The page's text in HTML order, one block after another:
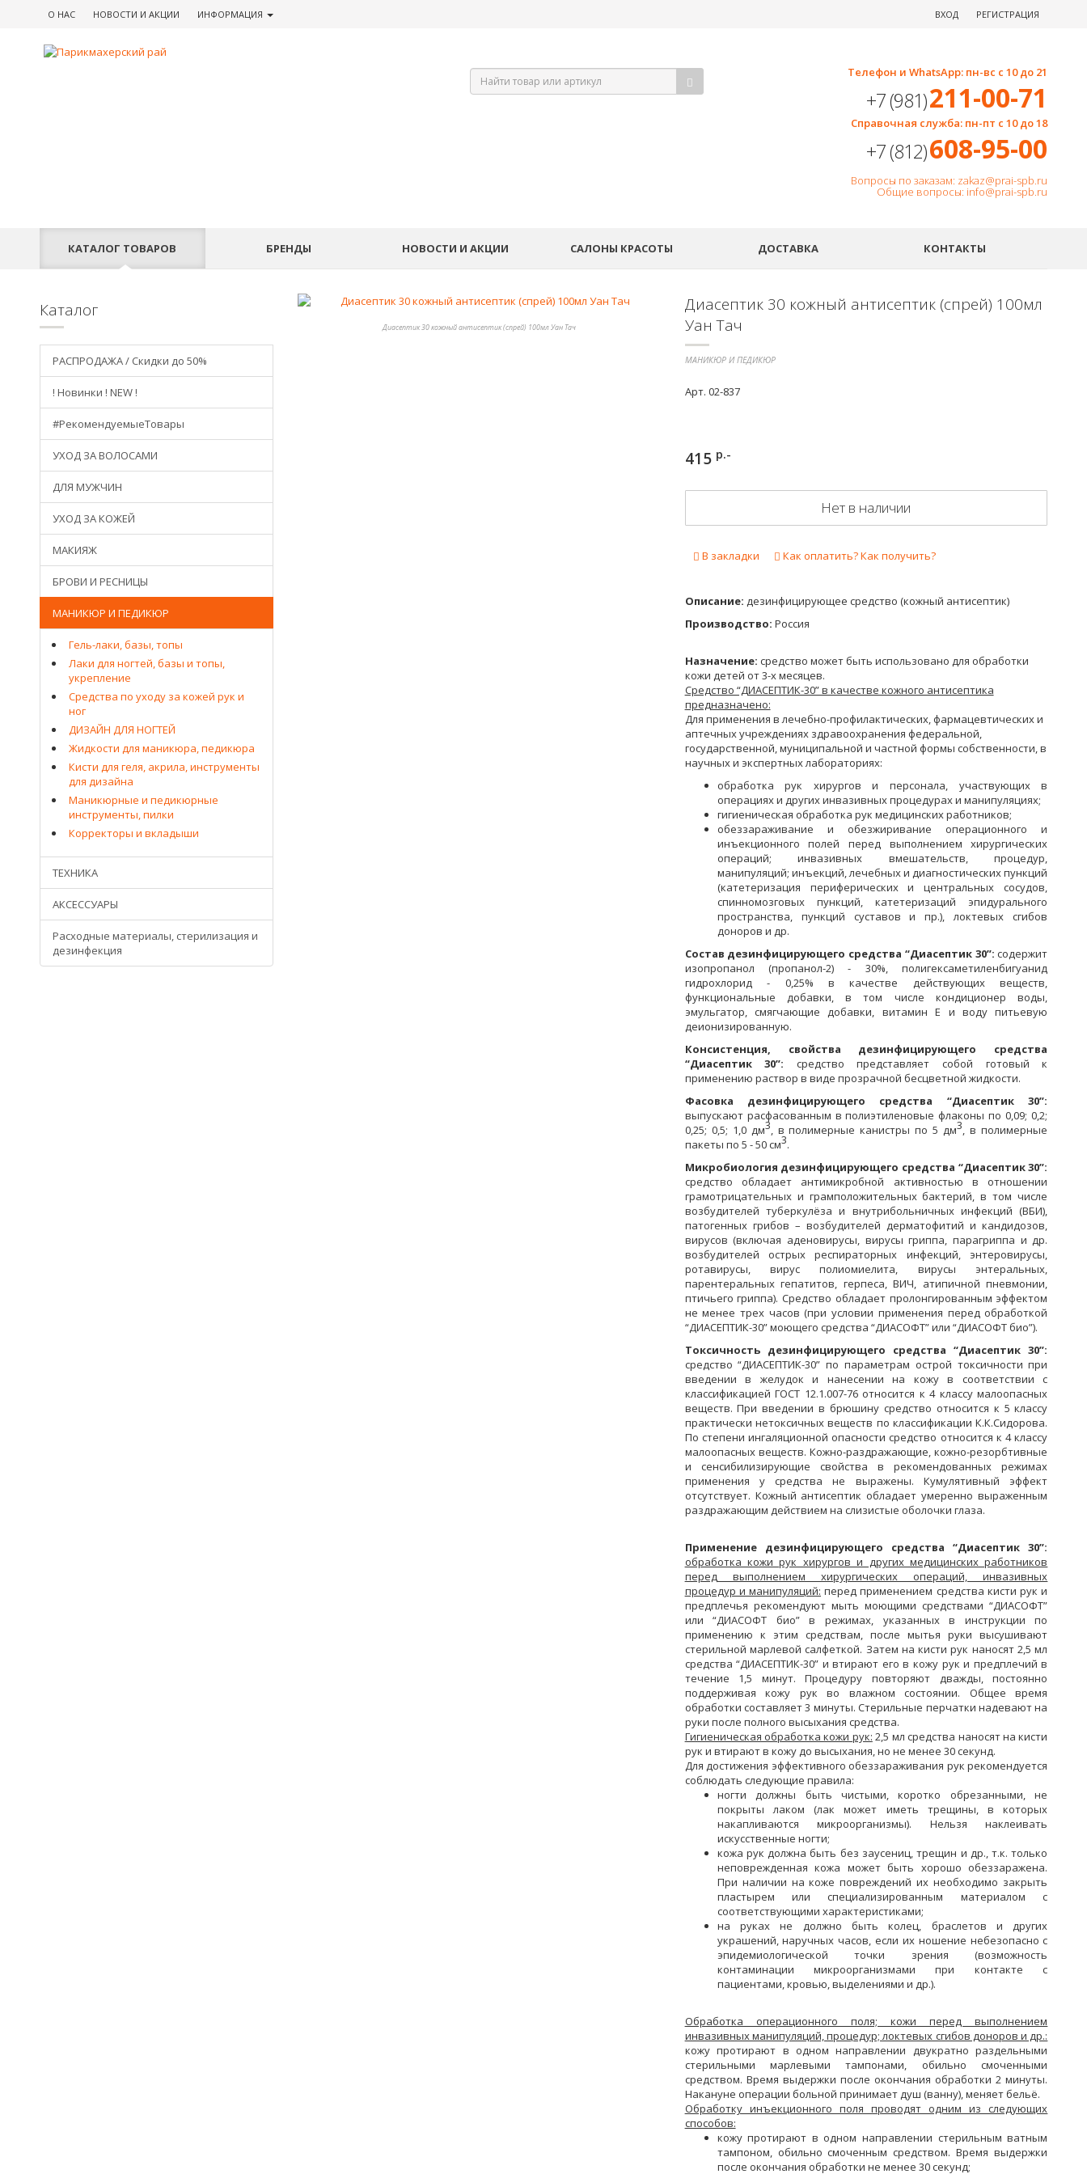
О НАС НОВОСТИ И АКЦИИ ИНФОРМАЦИЯ ВХОД РЕГИСТРАЦИЯ
Телефон и WhatsApp: пн-вс с 10 до 21
+7 (981)211-00-71
Справочная служба: пн-пт с 10 до 18
+7 (812)608-95-00
Вопросы по заказам: zakaz@prai-spb.ru
Общие вопросы: info@prai-spb.ru
КАТАЛОГ ТОВАРОВ БРЕНДЫ НОВОСТИ И АКЦИИ САЛОНЫ КРАСОТЫ ДОСТАВКА КОНТАКТЫ
Диасептик 30 кожный антисептик (спрей) 100мл Уан Тач
Диасептик 30 кожный антисептик (спрей) 100мл
Уан Тач
МАНИКЮР И ПЕДИКЮР
Арт. 02-837
415 р.-
Нет в наличии
В закладки Как оплатить? Как получить?
Описание: дезинфицирующее средство (кожный антисептик)
Производство: Россия
Назначение: средство может быть использовано для обработки
кожи детей от 3-х месяцев.
Средство “ДИАСЕПТИК-30” в качестве кожного антисептика
предназначено:
Для применения в лечебно-профилактических, фармацевтических и
аптечных учреждениях здравоохранения федеральной,
государственной, муниципальной и частной формы собственности, в
научных и экспертных лабораториях:
обработка рук хирургов и персонала, участвующих в
операциях и других инвазивных процедурах и манипуляциях;
гигиеническая обработка рук медицинских работников;
обеззараживание и обезжиривание операционного и
инъекционного полей перед выполнением хирургических
операций; инвазивных вмешательств, процедур,
манипуляций; инъекций, лечебных и диагностических пункций
(катетеризация периферических и центральных сосудов,
спинномозговых пункций, катетеризаций эпидурального
пространства, пункций суставов и пр.), локтевых сгибов
доноров и др.
Состав дезинфицирующего средства “Диасептик 30”: содержит
изопропанол (пропанол-2) - 30%, полигексаметиленбигуанид
гидрохлорид - 0,25% в качестве действующих веществ,
функциональные добавки, в том числе кондиционер воды,
эмульгатор, смягчающие добавки, витамин Е и воду питьевую
деионизированную.
Консистенция, свойства дезинфицирующего средства
“Диасептик 30”: средство представляет собой готовый к
применению раствор в виде прозрачной бесцветной жидкости.
Фасовка дезинфицирующего средства “Диасептик 30”:
выпускают расфасованным в полиэтиленовые флаконы по 0,09; 0,2;
0,25; 0,5; 1,0 дм3, в полимерные канистры по 5 дм3, в полимерные
пакеты по 5 - 50 см3.
Микробиология дезинфицирующего средства “Диасептик 30”:
средство обладает антимикробной активностью в отношении
грамотрицательных и грамположительных бактерий, в том числе
возбудителей туберкулёза и внутрибольничных инфекций (ВБИ),
патогенных грибов – возбудителей дерматофитий и кандидозов,
вирусов (включая аденовирусы, вирусы гриппа, парагриппа и др.
возбудителей острых респираторных инфекций, энтеровирусы,
ротавирусы, вирус полиомиелита, вирусы энтеральных,
парентеральных гепатитов, герпеса, ВИЧ, атипичной пневмонии,
птичьего гриппа). Средство обладает пролонгированным эффектом
не менее трех часов (при условии применения перед обработкой
“ДИАСЕПТИК-30” моющего средства “ДИАСОФТ” или “ДИАСОФТ био”).
Токсичность дезинфицирующего средства “Диасептик 30”:
средство “ДИАСЕПТИК-30” по параметрам острой токсичности при
введении в желудок и нанесении на кожу в соответствии с
классификацией ГОСТ 12.1.007-76 относится к 4 классу малоопасных
веществ. При введении в брюшину средство относится к 5 классу
практически нетоксичных веществ по классификации К.К.Сидорова.
По степени ингаляционной опасности средство относится к 4 классу
малоопасных веществ. Кожно-раздражающие, кожно-резорбтивные
и сенсибилизирующие свойства в рекомендованных режимах
применения у средства не выражены. Кумулятивный эффект
отсутствует. Кожный антисептик обладает умеренно выраженным
раздражающим действием на слизистые оболочки глаза.
Применение дезинфицирующего средства “Диасептик 30”:
обработка кожи рук хирургов и других медицинских работников
перед выполнением хирургических операций, инвазивных
процедур и манипуляций: перед применением средства кисти рук и
предплечья рекомендуют мыть моющими средствами “ДИАСОФТ”
или “ДИАСОФТ био” в режимах, указанных в инструкции по
применению к этим средствам, после мытья руки высушивают
стерильной марлевой салфеткой. Затем на кисти рук наносят 2,5 мл
средства “ДИАСЕПТИК-30” и втирают его в кожу рук и предплечий в
течение 1,5 минут. Процедуру повторяют дважды, постоянно
поддерживая кожу рук во влажном состоянии. Общее время
обработки составляет 3 минуты. Стерильные перчатки надевают на
руки после полного высыхания средства.
Гигиеническая обработка кожи рук: 2,5 мл средства наносят на кисти
рук и втирают в кожу до высыхания, но не менее 30 секунд.
Для достижения эффективного обеззараживания рук рекомендуется
соблюдать следующие правила:
ногти должны быть чистыми, коротко обрезанными, не
покрыты лаком (лак может иметь трещины, в которых
накапливаются микроорганизмы). Нельзя наклеивать
искусственные ногти;
кожа рук должна быть без заусениц, трещин и др., т.к. только
неповрежденная кожа может быть хорошо обеззаражена.
При наличии на коже повреждений их необходимо закрыть
пластырем или специализированным материалом с
соответствующими характеристиками;
на руках не должно быть колец, браслетов и других
украшений, наручных часов, если их ношение небезопасно с
эпидемиологической точки зрения (возможность
контаминации микроорганизмами при контакте с
пациентами, кровью, выделениями и др.).
Обработка операционного поля; кожи перед выполнением
инвазивных манипуляций, процедур; локтевых сгибов доноров и др.:
кожу протирают в одном направлении двукратно раздельными
стерильными марлевыми тампонами, обильно смоченными
средством. Время выдержки после окончания обработки 2 минуты.
Накануне операции больной принимает душ (ванну), меняет бельё.
Обработку инъекционного поля проводят одним из следующих
способов:
кожу протирают в одном направлении стерильным ватным
тампоном, обильно смоченным средством. Время выдержки
после окончания обработки не менее 30 секунд;
Каталог
РАСПРОДАЖА / Скидки до 50%
! Новинки ! NEW !
#РекомендуемыеТовары
УХОД ЗА ВОЛОСАМИ
ДЛЯ МУЖЧИН
УХОД ЗА КОЖЕЙ
МАКИЯЖ
БРОВИ И РЕСНИЦЫ
МАНИКЮР И ПЕДИКЮР
Гель-лаки, базы, топы
Лаки для ногтей, базы и топы,
укрепление
Средства по уходу за кожей рук и
ног
ДИЗАЙН ДЛЯ НОГТЕЙ
Жидкости для маникюра, педикюра
Кисти для геля, акрила, инструменты
для дизайна
Маникюрные и педикюрные
инструменты, пилки
Корректоры и вкладыши
ТЕХНИКА
АКСЕССУАРЫ
Расходные материалы, стерилизация и
дезинфекция